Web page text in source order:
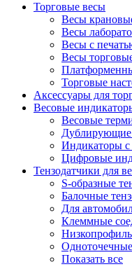
Торговые весы
Весы
Весы
Весы с
Весы
Торговые
Аксессуары для
Весовые
Весовые
Дублирующие
Индикаторы с
Цифровые
Тензодатчики для
S-образные
Балочные
Для
Клеммные
Показать все